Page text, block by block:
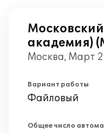
академия)
Москва, Март
Вариант работы
Файловый
Общее число